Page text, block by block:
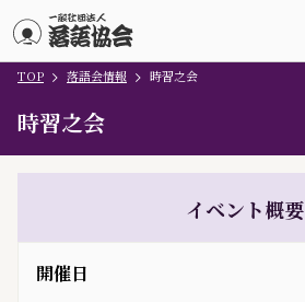
TOP 落語会情報 時習之会
時習之会
イベント概要
開催日